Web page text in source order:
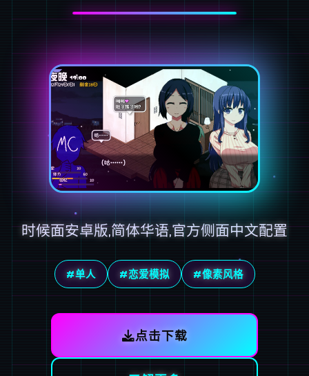
时候面安卓版,简体华语,官方侧面中文配置
#单人 #恋爱模拟 #像素风格
点击下载